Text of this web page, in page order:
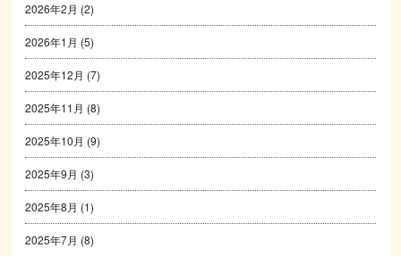
2026年2月 (2)
2026年1月 (5)
2025年12月 (7)
2025年11月 (8)
2025年10月 (9)
2025年9月 (3)
2025年8月 (1)
2025年7月 (8)